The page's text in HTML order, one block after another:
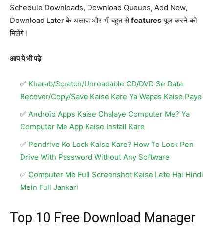
Schedule Downloads, Download Queues, Add Now,
Download Later के अलावा और भी बहुत सेfeaturesयूज करने को
मिलेंगे।
आप ये भी पढ़े
Kharab/Scratch/Unreadable CD/DVD Se Data
Recover/Copy/Save Kaise Kare Ya Wapas Kaise Paye
Android Apps Kaise Chalaye Computer Me? Ya
Computer Me App Kaise Install Kare
Pendrive Ko Lock Kaise Kare? How To Lock Pen
Drive With Password Without Any Software
Computer Me Full Screenshot Kaise Lete Hai Hindi
Mein Full Jankari
Top 10 Free Download Manager